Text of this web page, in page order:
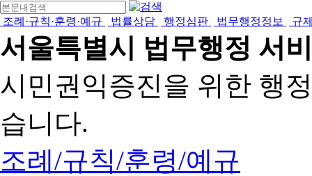
조례·규칙·훈령·예규 법률상담 행정심판 법무행정정보 규
서울특별시 법무행정 서
시민권익증진을 위한 행
습니다.
조례/규칙/훈령/예규